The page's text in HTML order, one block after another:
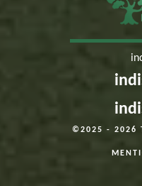
©2025 - 2026